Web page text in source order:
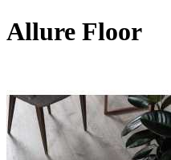
Allure Floor